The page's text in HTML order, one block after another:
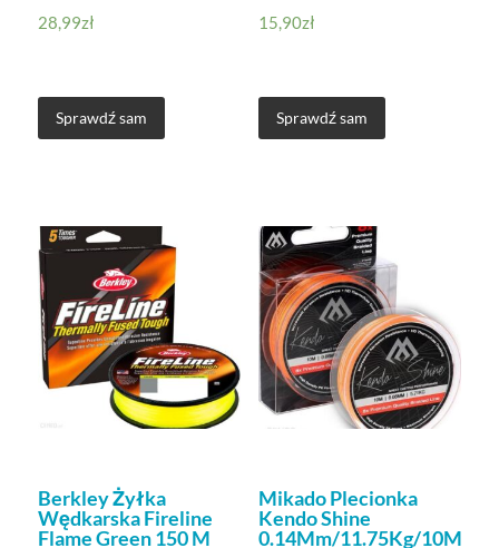
28,99zł
Sprawdź sam
15,90zł
Sprawdź sam
Berkley Żyłka
Wędkarska Fireline
Flame Green 150 M
Mikado Plecionka
Kendo Shine
0.14Mm/11.75Kg/10M